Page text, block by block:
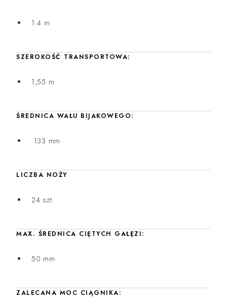
1.4 m
SZEROKOŚĆ TRANSPORTOWA:
1,55 m
ŚREDNICA WAŁU BIJAKOWEGO:
133 mm
LICZBA NOŻY
24 szt.
MAX. ŚREDNICA CIĘTYCH GAŁĘZI:
50 mm
ZALECANA MOC CIĄGNIKA: